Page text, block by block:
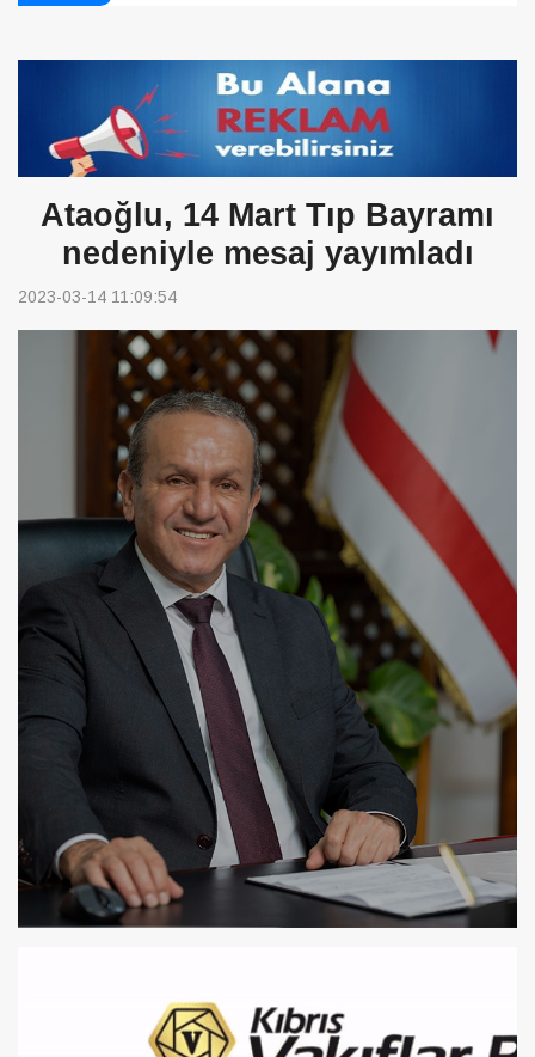
Derneği:Vicdanlarınız tutsak, kalemleriniz esir
Ataoğlu, 14 Mart Tıp Bayramı
nedeniyle mesaj yayımladı
2023-03-14 11:09:54